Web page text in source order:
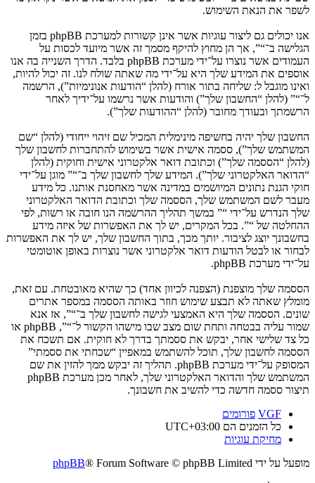
לשפר את הנאת השימוש.
אנו יכולים גם ליצור עוגיות אשר אינן קשורות למערכת phpBB בזמן
הגלישה ב־“”, אך הן מחוץ להיקף מסמך זה אשר מיועד לכסות על
העמודים אשר נוצרו על־ידי מערכת phpBB בלבד. הדרך השנייה בה אנו
אוספים את המידע שלך היא על־ידי מה שאתה שולח לנו. זה יכול להיות,
ואינו מוגבל ל: שליחה בתור אורח (להלן “הודעות אנונימיות”), הרשמה
ל־“” (להלן “החשבון שלך”) והודעות אשר נרשמו על־ידיך לאחר
הרשמתך ובעודך מחובר (להלן “ההודעות שלך”).
החשבון שלך יהיה בחשיפה מינימלית המכיל שם זיהוי ייחודי (להלן “שם
המשתמש שלך”), ססמה אישית אשר בשימוש להתחברות לחשבון שלך
(להלן “הססמה שלך”) וכתובת דואר אלקטרוני אישית וחוקית (להלן
“הדואר האלקטרוני שלך”). המידע שלך לחשבון שלך ב־“” מוגן על־ידי
חוקי הגנת נתונים המיושמים במדינה אשר מאחסנת אותנו. כל מידע
מעבר לשם המשתמש שלך, הססמה שלך וכתובת הדואר האלקטרוני
שלך הנדרש על־ידי “” במשך תהליך ההרשמה הנו חובה או רשות, לפי
ההחלטה של “”. בכל המקרים, יש לך את האפשרות של איזה מידע
בחשבונך יוצג לציבור. יותך מכך, בתוך החשבון שלך, יש לך את האפשרות
לבחור או לבטל הודעות דואר אלקטרוני אשר נוצרות באופן אוטומטי
על־ידי מערכת phpBB.
הססמה שלך מוצפנת (הצפנה לכיוון אחד) כך שהיא מאובטחת. עם זאת,
מומלץ שאתה לא תבצע שימוש חוזר באותה הססמה במספר אתרים
שונים. הססמה שלך היא האמצעי לגישה לחשבון שלך ב־“”, אז אנא
שמור עליה בבטחה ותחת שום מצב שבו מישהו הקשור ל־“”, phpBB או
כל צד שלישי אחר, יבקש את ססמתך בדרך לא חוקית. אם תשכח את
הססמה לחשבון שלך, תוכל להשתמש במאפיין “שכחתי את ססמתי”
המסופק על־ידי מערכת phpBB. תהליך זה יבקש ממך להזין את שם
המשתמש שלך והדואר האלקטרוני שלך, לאחר מכן מערכת phpBB
תיצור ססמה חדשה כדי להשיב את חשבונך.
VGF פורומים
כל הזמנים הם UTC+03:00
מחיקת עוגיות
מופעל על ידי
phpBB® Forum Software © phpBB Limited